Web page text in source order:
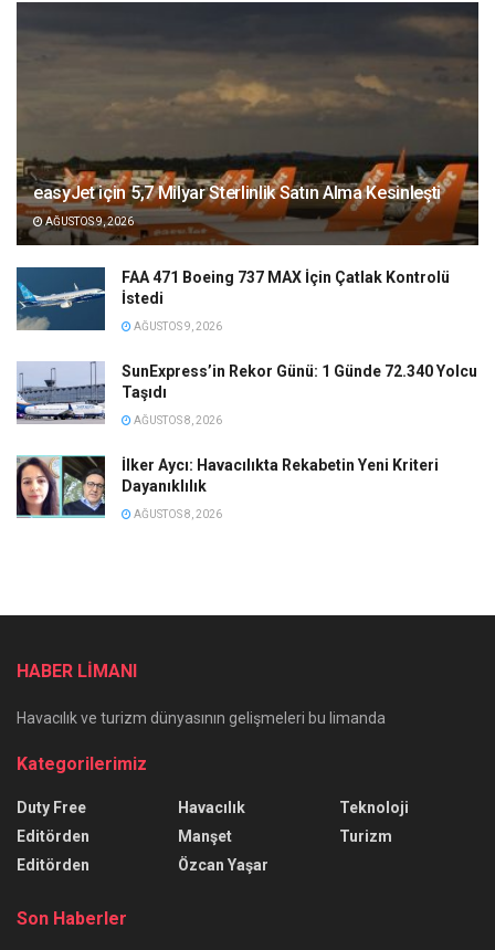
easyJet için 5,7 Milyar Sterlinlik Satın Alma Kesinleşti
AĞUSTOS 9, 2026
FAA 471 Boeing 737 MAX İçin Çatlak Kontrolü
İstedi
AĞUSTOS 9, 2026
SunExpress’in Rekor Günü: 1 Günde 72.340 Yolcu
Taşıdı
AĞUSTOS 8, 2026
İlker Aycı: Havacılıkta Rekabetin Yeni Kriteri
Dayanıklılık
AĞUSTOS 8, 2026
HABER LİMANI
Havacılık ve turizm dünyasının gelişmeleri bu limanda
Kategorilerimiz
Duty Free
Editörden
Editörden
Havacılık
Manşet
Özcan Yaşar
Teknoloji
Turizm
Son Haberler